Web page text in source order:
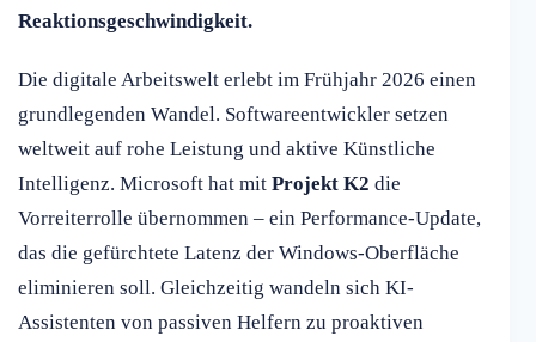
Reaktionsgeschwindigkeit.
Die digitale Arbeitswelt erlebt im Frühjahr 2026 einen
grundlegenden Wandel. Softwareentwickler setzen
weltweit auf rohe Leistung und aktive Künstliche
Intelligenz. Microsoft hat mit Projekt K2 die
Vorreiterrolle übernommen – ein Performance-Update,
das die gefürchtete Latenz der Windows-Oberfläche
eliminieren soll. Gleichzeitig wandeln sich KI-
Assistenten von passiven Helfern zu proaktiven